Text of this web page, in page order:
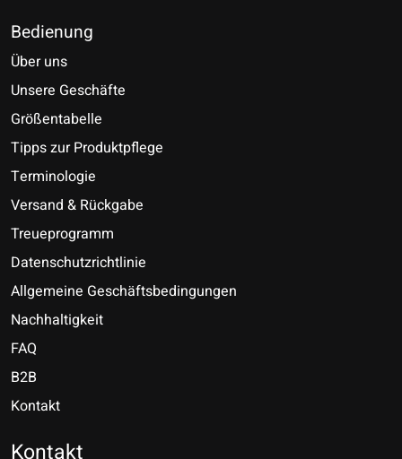
Bedienung
Über uns
Unsere Geschäfte
Größentabelle
Tipps zur Produktpflege
Terminologie
Versand & Rückgabe
Treueprogramm
Datenschutzrichtlinie
Allgemeine Geschäftsbedingungen
Nachhaltigkeit
FAQ
B2B
Kontakt
Kontakt